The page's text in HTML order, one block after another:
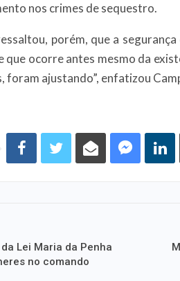
nos crimes de sequestro.
porém, que a
ocorre antes mesmo da
foram ajustando”, enfatizou
Lei Maria da Penha
no comando